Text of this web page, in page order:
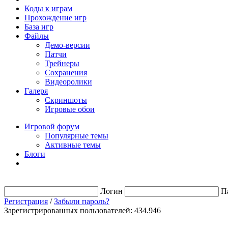
Коды к играм
Прохождение игр
База игр
Файлы
Демо-версии
Патчи
Трейнеры
Сохранения
Видеоролики
Галеря
Скриншоты
Игровые обои
Игровой форум
Популярные темы
Активные темы
Блоги
Логин
Регистрация /Забыли пароль?
Зарегистрированных пользователей: 434.946